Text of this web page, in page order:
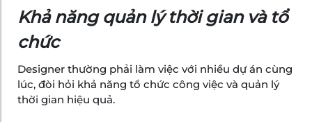
Khả năng quản lý thời gian và tổ
chức
Designer thường phải làm việc với nhiều dự án cùng
lúc, đòi hỏi khả năng tổ chức công việc và quản lý
thời gian hiệu quả.